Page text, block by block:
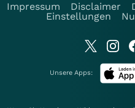
Impressum
Disclaimer
Einstellungen
Unsere Apps: